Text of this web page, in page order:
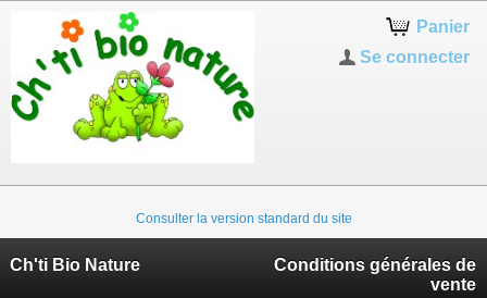
Panier
Se connecter
Consulter la version standard du site
Ch'ti Bio Nature
Conditions générales de
vente